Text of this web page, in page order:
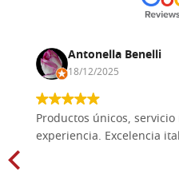
Antonella Benelli
18/12/2025
Productos únicos,
experiencia. Excelencia